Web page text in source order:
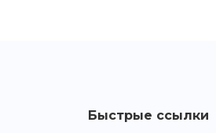
Быстрые ссылки